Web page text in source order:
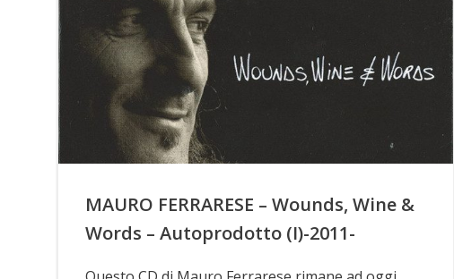
MAURO FERRARESE – Wounds, Wine &
Words – Autoprodotto (I)-2011-